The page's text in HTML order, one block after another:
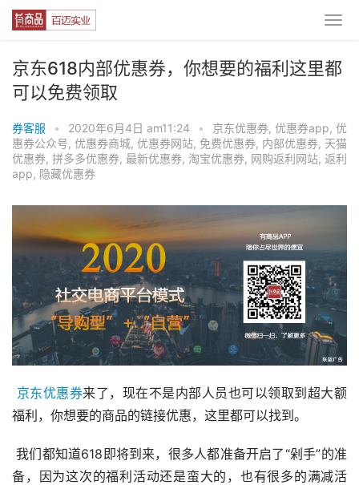
京东618内部优惠券，你想要的福利这里都
可以免费领取
券客服 • 2020年6月4日 am11:24 • 京东优惠券, 优惠券app, 优
惠券公众号, 优惠券商城, 优惠券网站, 免费优惠券, 内部优惠券, 天猫
优惠券, 拼多多优惠券, 最新优惠券, 淘宝优惠券, 网购返利网站, 返利
app, 隐藏优惠券
京东优惠券来了，现在不是内部人员也可以领取到超大额
福利，你想要的商品的链接优惠，这里都可以找到。
我们都知道618即将到来，很多人都准备开启了“剁手”的准
备，因为这次的福利活动还是蛮大的，也有很多的满减活